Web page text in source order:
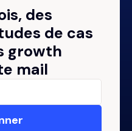
des
de cas
growth
mail